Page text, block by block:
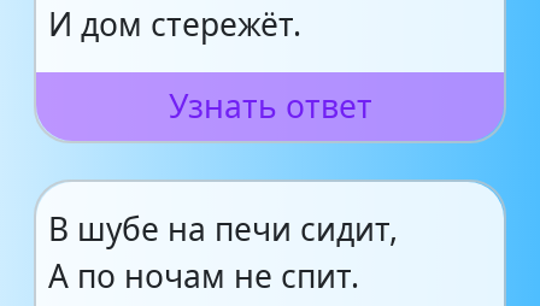
И дом стережёт.
Узнать ответ
В шубе на печи сидит,
А по ночам не спит.